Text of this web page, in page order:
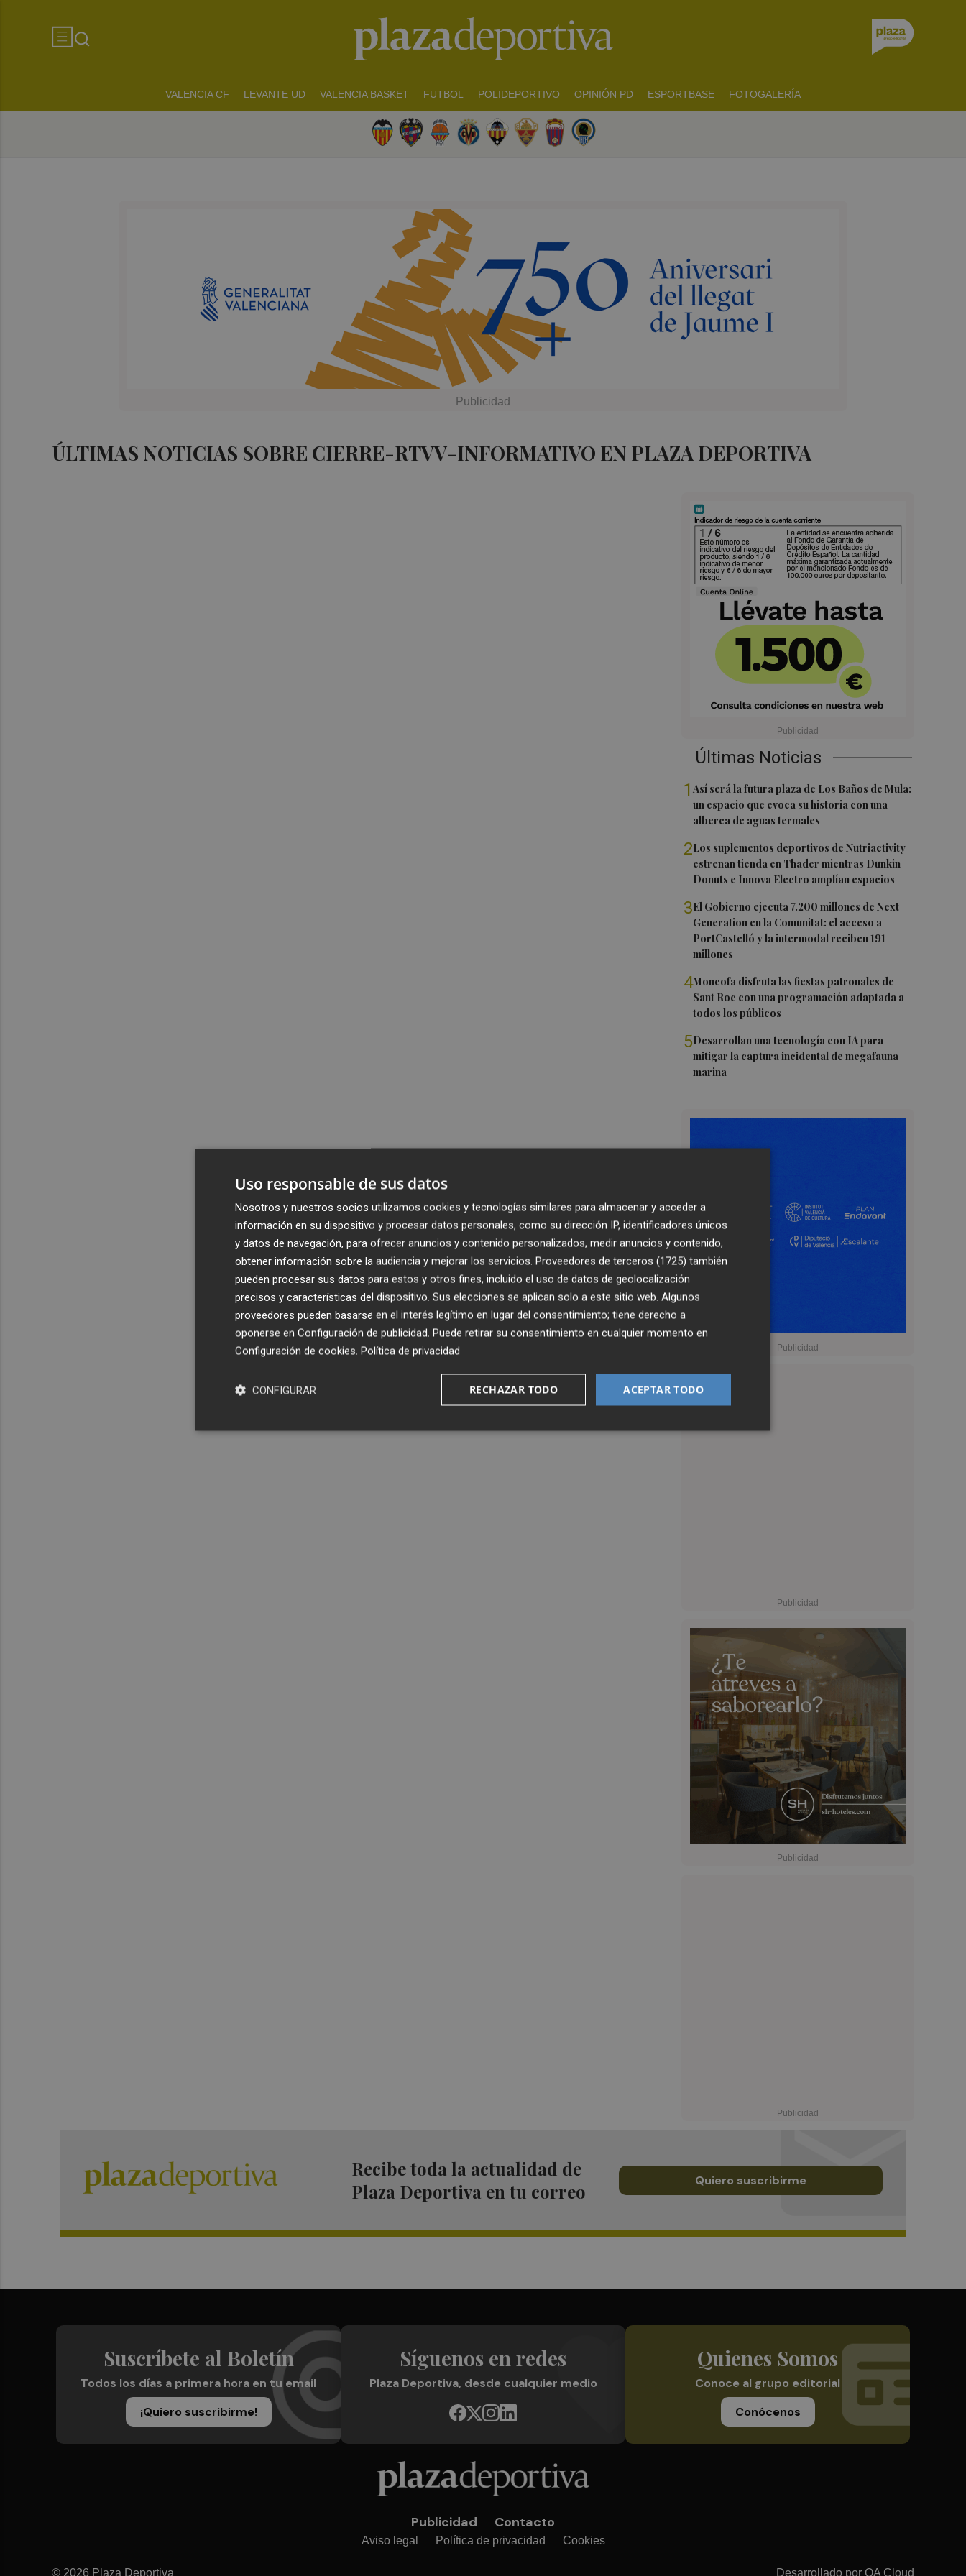
VALENCIA CF LEVANTE UD VALENCIA BASKET FUTBOL POLIDEPORTIVO OPINIÓN PD ESPORTBASE FOTOGALERÍA
ÚLTIMAS NOTICIAS SOBRE CIERRE-RTVV-INFORMATIVO EN PLAZA DEPORTIVA
Últimas Noticias
1Así será la futura plaza de Los Baños de Mula:
un espacio que evoca su historia con una
alberca de aguas termales
2Los suplementos deportivos de Nutriactivity
estrenan tienda en Thader mientras Dunkin
Donuts e Innova Electro amplían espacios
3El Gobierno ejecuta 7.200 millones de Next
Generation en la Comunitat: el acceso a
PortCastelló y la intermodal reciben 191
millones
4Moncofa disfruta las fiestas patronales de
Sant Roc con una programación adaptada a
todos los públicos
5Desarrollan una tecnología con IA para
mitigar la captura incidental de megafauna
marina
Recibe toda la actualidad de
Plaza Deportiva en tu correo
Quiero suscribirme
Suscríbete al Boletín
Todos los días a primera hora en tu email
¡Quiero suscribirme!
Síguenos en redes
Plaza Deportiva, desde cualquier medio
Quienes Somos
Conoce al grupo editorial
Conócenos
Publicidad Contacto
Aviso legal Política de privacidad Cookies
© 2026 Plaza Deportiva Desarrollado por OA Cloud
Uso responsable de sus datos
Nosotros y nuestros socios utilizamos cookies y tecnologías similares para almacenar y acceder a
información en su dispositivo y procesar datos personales, como su dirección IP, identificadores únicos
y datos de navegación, para ofrecer anuncios y contenido personalizados, medir anuncios y contenido,
obtener información sobre la audiencia y mejorar los servicios. Proveedores de terceros (1725) también
pueden procesar sus datos para estos y otros fines, incluido el uso de datos de geolocalización
precisos y características del dispositivo. Sus elecciones se aplican solo a este sitio web. Algunos
proveedores pueden basarse en el interés legítimo en lugar del consentimiento; tiene derecho a
oponerse en Configuración de publicidad. Puede retirar su consentimiento en cualquier momento en
Configuración de cookies. Política de privacidad
ACEPTAR TODO
RECHAZAR TODO
CONFIGURAR